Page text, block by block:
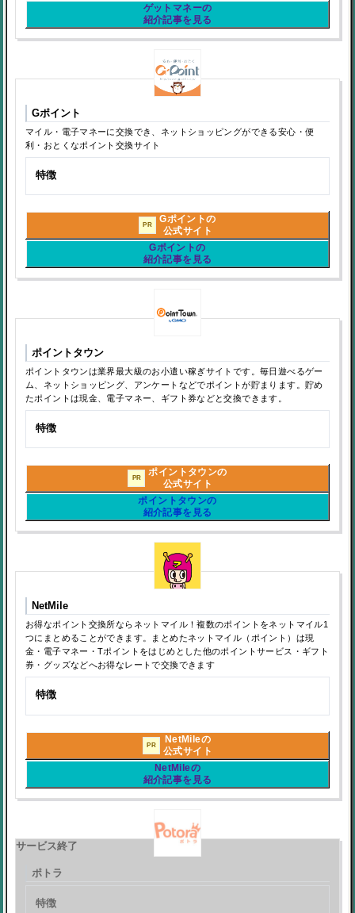
ゲットマネーの
紹介記事を見る
Gポイント
マイル・電子マネーに交換でき、ネットショッピングができる安心・便
利・おとくなポイント交換サイト
特徴
PR
Gポイントの
公式サイト
Gポイントの
紹介記事を見る
ポイントタウン
ポイントタウンは業界最大級のお小遣い稼ぎサイトです。毎日遊べるゲー
ム、ネットショッピング、アンケートなどでポイントが貯まります。貯め
たポイントは現金、電子マネー、ギフト券などと交換できます。
特徴
PR
ポイントタウンの
公式サイト
ポイントタウンの
紹介記事を見る
NetMile
お得なポイント交換所ならネットマイル！複数のポイントをネットマイル1
つにまとめることができます。まとめたネットマイル（ポイント）は現
金・電子マネー・Tポイントをはじめとした他のポイントサービス・ギフト
券・グッズなどへお得なレートで交換できます
特徴
PR
NetMileの
公式サイト
NetMileの
紹介記事を見る
ポトラ
サービス終了
特徴